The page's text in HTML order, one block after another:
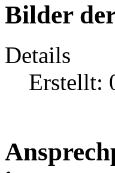
Bilder
Details
Erstellt: